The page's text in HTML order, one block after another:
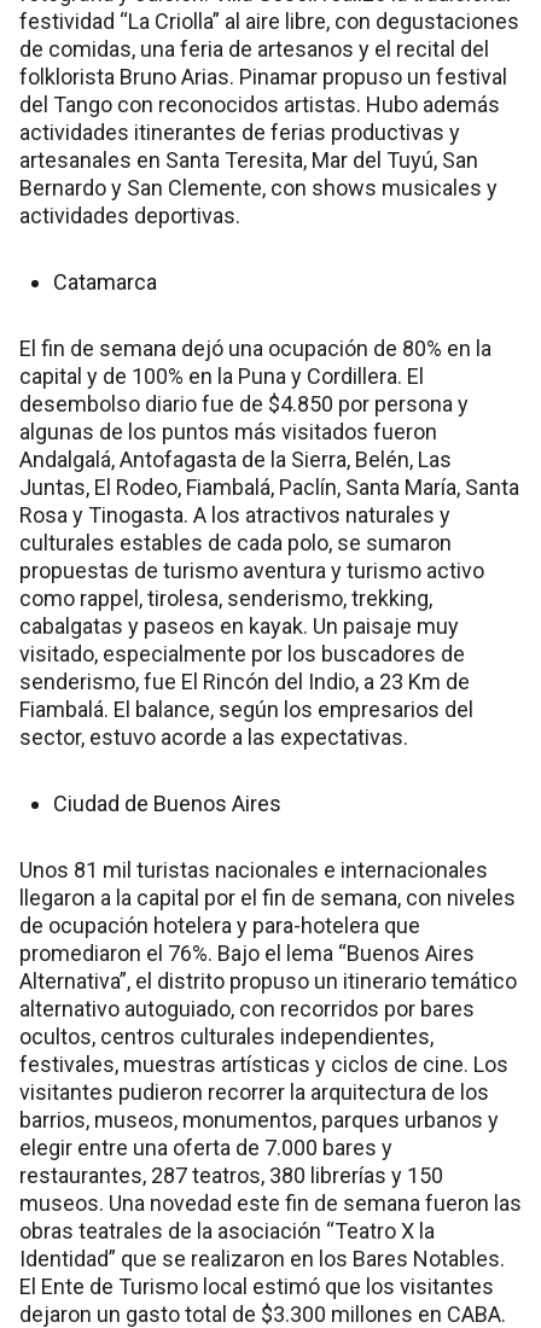
festividad “La Criolla” al aire libre, con degustaciones
de comidas, una feria de artesanos y el recital del
folklorista Bruno Arias. Pinamar propuso un festival
del Tango con reconocidos artistas. Hubo además
actividades itinerantes de ferias productivas y
artesanales en Santa Teresita, Mar del Tuyú, San
Bernardo y San Clemente, con shows musicales y
actividades deportivas.
Catamarca
El fin de semana dejó una ocupación de 80% en la
capital y de 100% en la Puna y Cordillera. El
desembolso diario fue de $4.850 por persona y
algunas de los puntos más visitados fueron
Andalgalá, Antofagasta de la Sierra, Belén, Las
Juntas, El Rodeo, Fiambalá, Paclín, Santa María, Santa
Rosa y Tinogasta. A los atractivos naturales y
culturales estables de cada polo, se sumaron
propuestas de turismo aventura y turismo activo
como rappel, tirolesa, senderismo, trekking,
cabalgatas y paseos en kayak. Un paisaje muy
visitado, especialmente por los buscadores de
senderismo, fue El Rincón del Indio, a 23 Km de
Fiambalá. El balance, según los empresarios del
sector, estuvo acorde a las expectativas.
Ciudad de Buenos Aires
Unos 81 mil turistas nacionales e internacionales
llegaron a la capital por el fin de semana, con niveles
de ocupación hotelera y para-hotelera que
promediaron el 76%. Bajo el lema “Buenos Aires
Alternativa”, el distrito propuso un itinerario temático
alternativo autoguiado, con recorridos por bares
ocultos, centros culturales independientes,
festivales, muestras artísticas y ciclos de cine. Los
visitantes pudieron recorrer la arquitectura de los
barrios, museos, monumentos, parques urbanos y
elegir entre una oferta de 7.000 bares y
restaurantes, 287 teatros, 380 librerías y 150
museos. Una novedad este fin de semana fueron las
obras teatrales de la asociación “Teatro X la
Identidad” que se realizaron en los Bares Notables.
El Ente de Turismo local estimó que los visitantes
dejaron un gasto total de $3.300 millones en CABA.